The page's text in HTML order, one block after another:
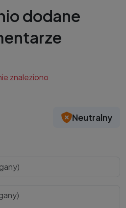
dodane
znaleziono
Neutralny